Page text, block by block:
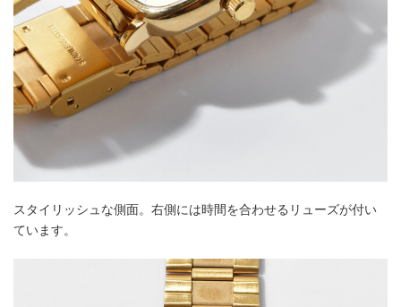
スタイリッシュな側面。右側には時間を合わせるリューズが付い
ています。